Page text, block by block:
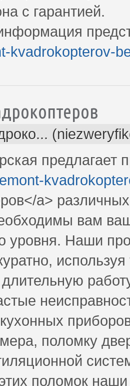
с гарантией.
kvadrokopterov-
предлагает
a>
вам
уровня. Наши
длительную
поломку
поломок